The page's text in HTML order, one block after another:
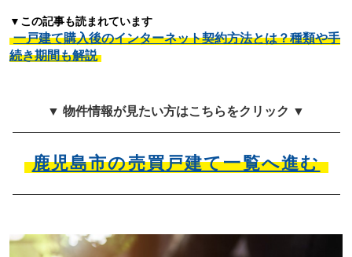
▼この記事も読まれています
一戸建て購入後のインターネット契約方法とは？種類や手
続き期間も解説
▼ 物件情報が見たい方はこちらをクリック ▼
鹿児島市の売買戸建て一覧へ進む